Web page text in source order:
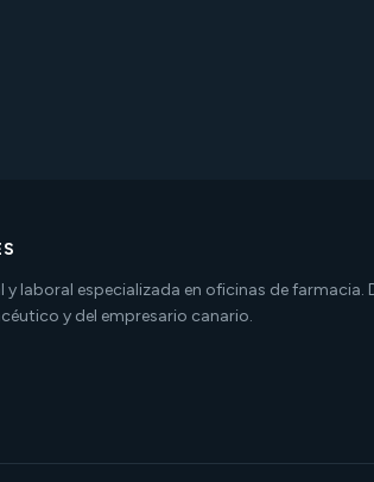
y laboral especializada en oficinas de farmacia.
y del empresario canario.